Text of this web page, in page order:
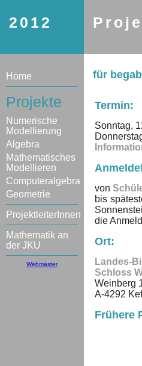
2012
Home
Projekte
Numerische
Modellierung
Algebra
Mathematisches
Modellieren
Computeralgebra
Geometrie
ProjektleiterInnen
Mathematik an
der JKU
Webmaster
für
Termin:
Sonntag,
von
bis
die
Ort:
Landes-
Schloss
Weinberg
A-4292
Frühere